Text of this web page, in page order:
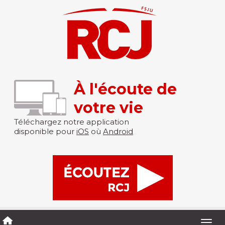
À l'écoute de
votre vie
Téléchargez notre application
disponible pour iOS où Android